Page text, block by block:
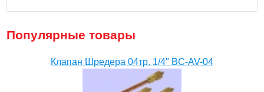
Популярные товары
Клапан Шредера 04тр. 1/4" BC-AV-04